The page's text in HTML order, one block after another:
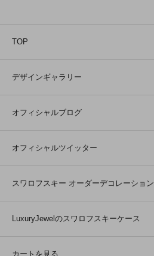
TOP
デザインギャラリー
オフィシャルブログ
オフィシャルツイッター
スワロフスキー オーダーデコレーション
LuxuryJewelのスワロフスキーケース
カートを見る